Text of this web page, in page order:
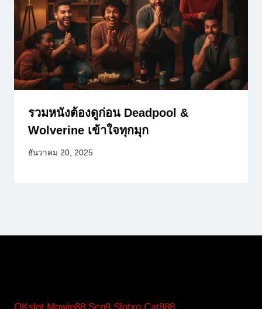
รวมหนังต้องดูก่อน Deadpool &
Wolverine เข้าใจทุกมุก
ธันวาคม 20, 2025